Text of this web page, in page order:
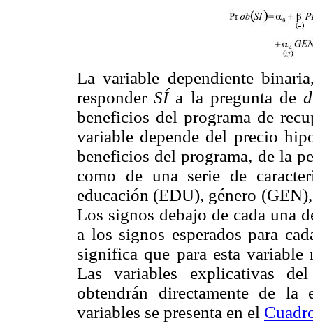
La variable dependiente
responderSÍa la pregunta de
beneficios del programa de
variable depende del precio
beneficios del programa, de la
como de una serie de
educación (EDU), género
Los signos debajo de cada una
a los signos esperados para
significa que para esta
Las variables explicativas
obtendrán directamente de
variables se presenta en el